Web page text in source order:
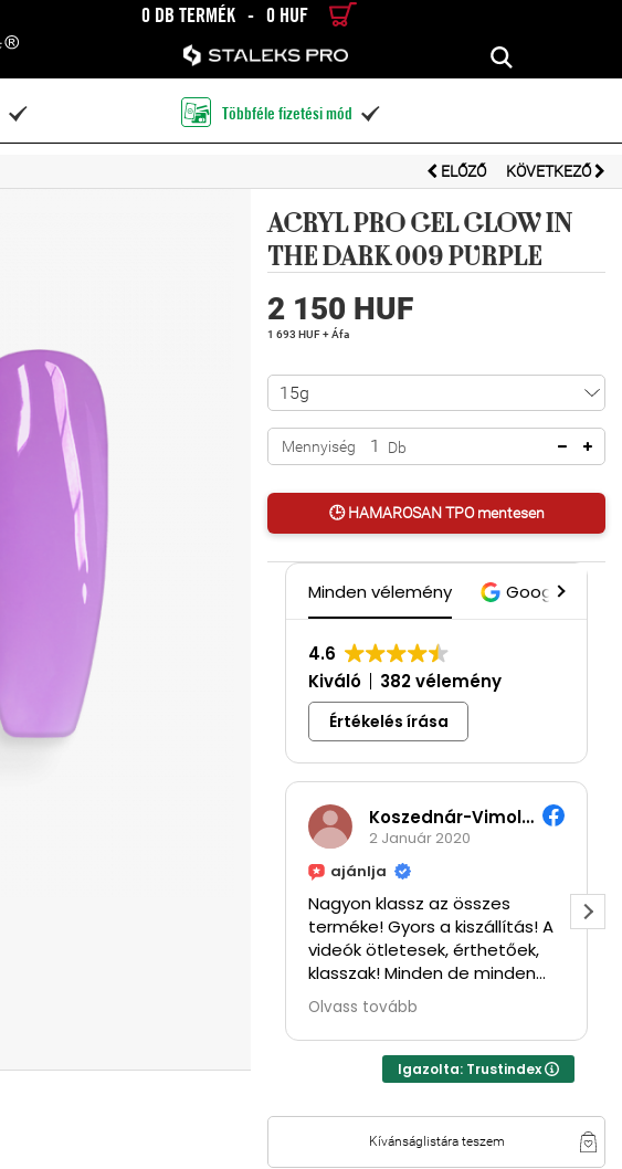
0 DB TERMÉK - 0 HUF
RÉSZLETES KERESÉS KERESÉS
 Többféle fizetési mód 
ELŐZŐ KÖVETKEZŐ
ACRYL PRO GEL GLOW IN
THE DARK 009 PURPLE
2 150 HUF
1 693 HUF + Áfa
Mennyiség Db
🕒 HAMAROSAN TPO mentesen
Minden vélemény Google
4.6
Kiváló
382 vélemény
Értékelés írása
Koszednár-Vimola Hajnalka
2 Január 2020
ajánlja
Nagyon klassz az összes
terméke! Gyors a kiszállítás! A
videók ötletesek, érthetőek,
klasszak! Minden de minden
tuti!! ⭐⭐⭐⭐
Olvass tovább
Igazolta: Trustindex
Kívánságlistára teszem